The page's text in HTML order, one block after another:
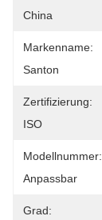
China
Markenname:
Santon
Zertifizierung:
ISO
Modellnummer:
Anpassbar
Grad: